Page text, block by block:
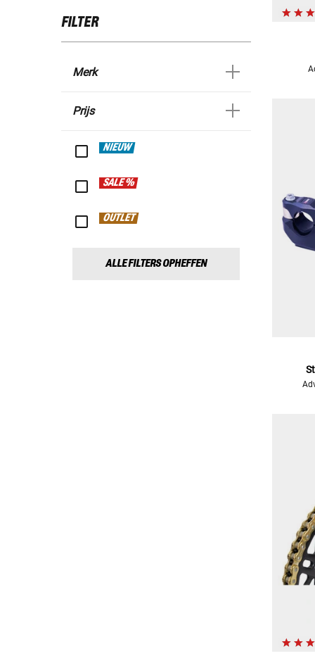
FILTER
Merk
Prijs
NIEUW
SALE %
OUTLET
ALLE FILTERS OPHEFFEN